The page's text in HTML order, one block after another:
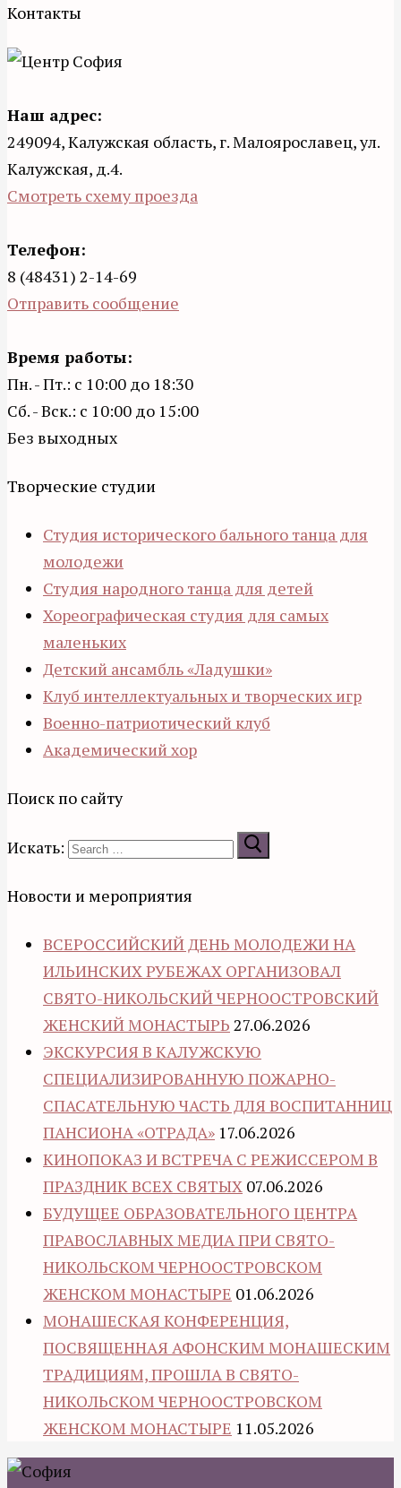
Контакты
Наш адрес:
249094, Калужская область, г. Малоярославец, ул.
Калужская, д.4.
Смотреть схему проезда
Телефон:
8 (48431) 2-14-69
Отправить сообщение
Время работы:
Пн. - Пт.: с 10:00 до 18:30
Сб. - Вск.: с 10:00 до 15:00
Без выходных
Творческие студии
Студия исторического бального танца для
молодежи
Студия народного танца для детей
Хореографическая студия для самых
маленьких
Детский ансамбль «Ладушки»
Клуб интеллектуальных и творческих игр
Военно-патриотический клуб
Академический хор
Поиск по сайту
Искать:
Новости и мероприятия
ВСЕРОССИЙСКИЙ ДЕНЬ МОЛОДЕЖИ НА
ИЛЬИНСКИХ РУБЕЖАХ ОРГАНИЗОВАЛ
СВЯТО-НИКОЛЬСКИЙ ЧЕРНООСТРОВСКИЙ
ЖЕНСКИЙ МОНАСТЫРЬ 27.06.2026
ЭКСКУРСИЯ В КАЛУЖСКУЮ
СПЕЦИАЛИЗИРОВАННУЮ ПОЖАРНО-
СПАСАТЕЛЬНУЮ ЧАСТЬ ДЛЯ ВОСПИТАННИЦ
ПАНСИОНА «ОТРАДА» 17.06.2026
КИНОПОКАЗ И ВСТРЕЧА С РЕЖИССЕРОМ В
ПРАЗДНИК ВСЕХ СВЯТЫХ 07.06.2026
БУДУЩЕЕ ОБРАЗОВАТЕЛЬНОГО ЦЕНТРА
ПРАВОСЛАВНЫХ МЕДИА ПРИ СВЯТО-
НИКОЛЬСКОМ ЧЕРНООСТРОВСКОМ
ЖЕНСКОМ МОНАСТЫРЕ 01.06.2026
МОНАШЕСКАЯ КОНФЕРЕНЦИЯ,
ПОСВЯЩЕННАЯ АФОНСКИМ МОНАШЕСКИМ
ТРАДИЦИЯМ, ПРОШЛА В СВЯТО-
НИКОЛЬСКОМ ЧЕРНООСТРОВСКОМ
ЖЕНСКОМ МОНАСТЫРЕ 11.05.2026